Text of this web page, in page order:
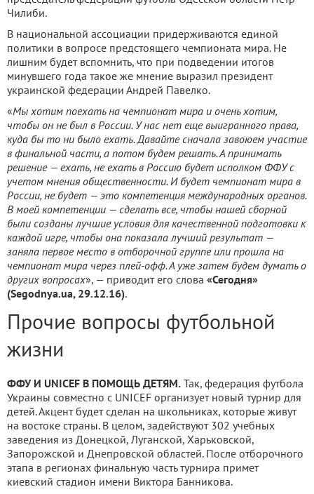
Чилиби.
В национальной ассоциации придерживаются единой
политики в вопросе предстоящего чемпионата мира. Не
лишним будет вспомнить, что при подведении итогов
минувшего года такое же мнение выразил президент
украинской федерации Андрей Павелко.
«Мы хотим поехать на чемпионат мира и очень хотим,
чтобы он не был в России. У нас нет еще выигранного права,
куда бы то ни было ехать. Давайте сначала завоюем участие
в финальной части, а потом будем решать. А принимать
решение — ехать, не ехать в Россию будет исполком ФФУ с
учетом мнения общественности. И будет чемпионат мира в
России, не будет — это компетенция международных органов.
В моей компетенции — сделать все, чтобы нашей сборной
были созданы лучшие условия для качественной подготовки к
каждой игре, чтобы она показала лучший результат —
заняла первое место в отборочной группе или прошла на
чемпионат мира через плей-офф. А уже затем будем думать о
других вопросах», — приводит его слова «Сегодня»
(Segodnya.ua, 29.12.16).
Прочие вопросы футбольной
жизни
ФФУ И UNICEF В ПОМОЩЬ ДЕТЯМ. Так, федерация футбола
Украины совместно с UNICEF организует новый турнир для
детей. Акцент будет сделан на школьниках, которые живут
на востоке страны. В целом, задействуют 302 учебных
заведения из Донецкой, Луганской, Харьковской,
Запорожской и Днепровской областей. После отборочного
этапа в регионах финальную часть турнира примет
киевский стадион имени Виктора Банникова.